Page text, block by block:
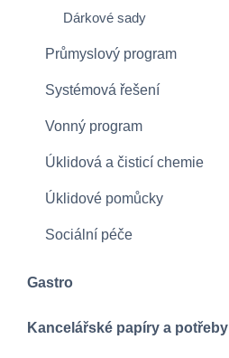
Dárkové sady
Průmyslový program
Systémová řešení
Vonný program
Úklidová a čisticí chemie
Úklidové pomůcky
Sociální péče
Gastro
Kancelářské papíry a potřeby